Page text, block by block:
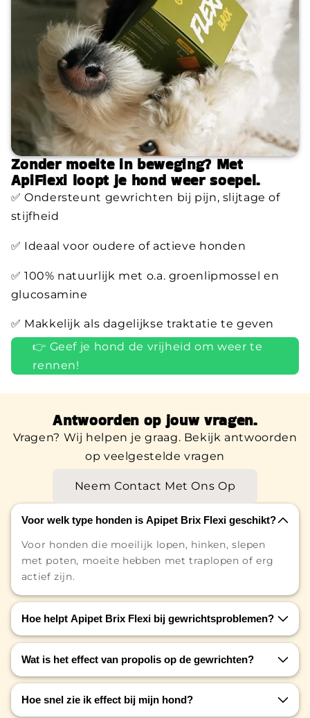
Zonder moeite in beweging? Met
ApiFlexi loopt je hond weer soepel.
✅ Ondersteunt gewrichten bij pijn, slijtage of
stijfheid
✅ Ideaal voor oudere of actieve honden
✅ 100% natuurlijk met o.a. groenlipmossel en
glucosamine
✅ Makkelijk als dagelijkse traktatie te geven
👉 Geef je hond de vrijheid om weer te
rennen!
Voor welk type honden is Apipet Brix Flexi geschikt?
Voor honden die moeilijk lopen, hinken, slepen
met poten, moeite hebben met traplopen of erg
actief zijn.
Hoe helpt Apipet Brix Flexi bij gewrichtsproblemen?
Het bevat glucosamine en chondroïtine, die
kraakbeen ondersteunen en de mobiliteit
verbeteren.
Wat is het effect van propolis op de gewrichten?
Propolis werkt ontstekingsremmend en bevordert
het herstel van gewrichtsweefsel.
Hoe snel zie ik effect bij mijn hond?
Antwoorden op jouw vragen.
Vragen? Wij helpen je graag. Bekijk antwoorden
op veelgestelde vragen
Neem Contact Met Ons Op